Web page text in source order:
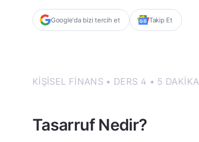
Google'da bizi tercih et Takip Et
KIŞISEL FINANS • DERS 4 • 5 DAKIKA
Tasarruf Nedir?